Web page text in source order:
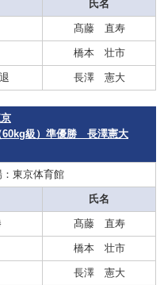
氏名
髙藤 直寿
橋本 壮市
長澤 憲大
級）準優勝 長澤憲大
：東京体育館
氏名
髙藤 直寿
橋本 壮市
長澤 憲大